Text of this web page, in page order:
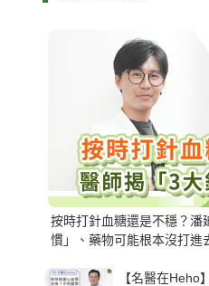
按時打針血糖還是不穩？潘
慣」、藥物可能根本沒打進
【名醫在Heho